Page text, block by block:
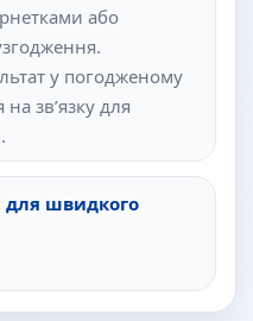
або
у погодженому
зв’язку для
для швидкого